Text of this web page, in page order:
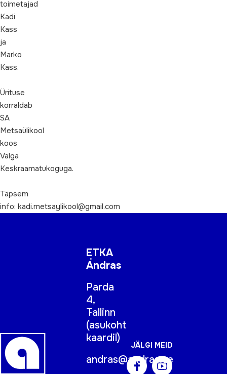
toimetajad
Kadi
Kass
ja
Marko
Kass.
Ürituse
korraldab
SA
Metsaülikool
koos
Valga
Keskraamatukoguga.
Täpsem
info: kadi.metsaylikool@gmail.com
ETKA
Andras
Parda
4,
Tallinn
(asukoht
kaardil)
andras@andras.ee
JÄLGI MEID